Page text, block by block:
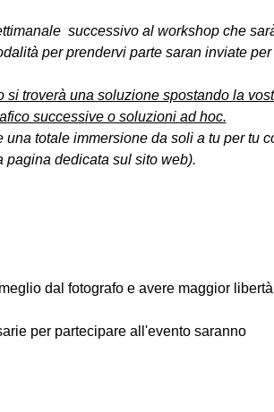
successivo al workshop che
per prendervi parte saran inviate per
troverà una soluzione spostando la
successive o soluzioni ad hoc.
totale immersione da soli a tu per tu
pagina dedicata sul sito web).
dal fotografo e avere maggior
per partecipare all'evento saranno